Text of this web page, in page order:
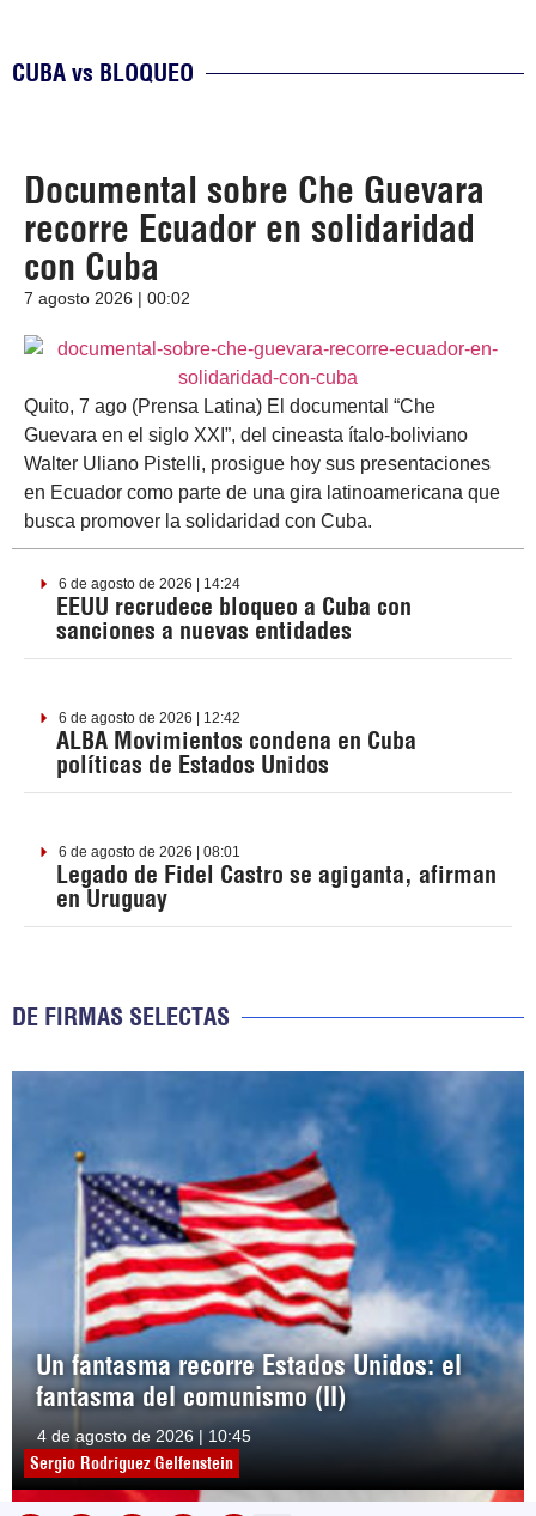
CUBA vs BLOQUEO
Documental sobre Che Guevara
recorre Ecuador en solidaridad
con Cuba
7 agosto 2026 | 00:02
Quito, 7 ago (Prensa Latina) El documental “Che
Guevara en el siglo XXI”, del cineasta ítalo-boliviano
Walter Uliano Pistelli, prosigue hoy sus presentaciones
en Ecuador como parte de una gira latinoamericana que
busca promover la solidaridad con Cuba.
6 de agosto de 2026 | 14:24
EEUU recrudece bloqueo a Cuba con
sanciones a nuevas entidades
6 de agosto de 2026 | 12:42
ALBA Movimientos condena en Cuba
políticas de Estados Unidos
6 de agosto de 2026 | 08:01
Legado de Fidel Castro se agiganta, afirman
en Uruguay
DE FIRMAS SELECTAS
Un fantasma recorre Estados Unidos: el
fantasma del comunismo (II)
4 de agosto de 2026 | 10:45
Sergio Rodríguez Gelfenstein